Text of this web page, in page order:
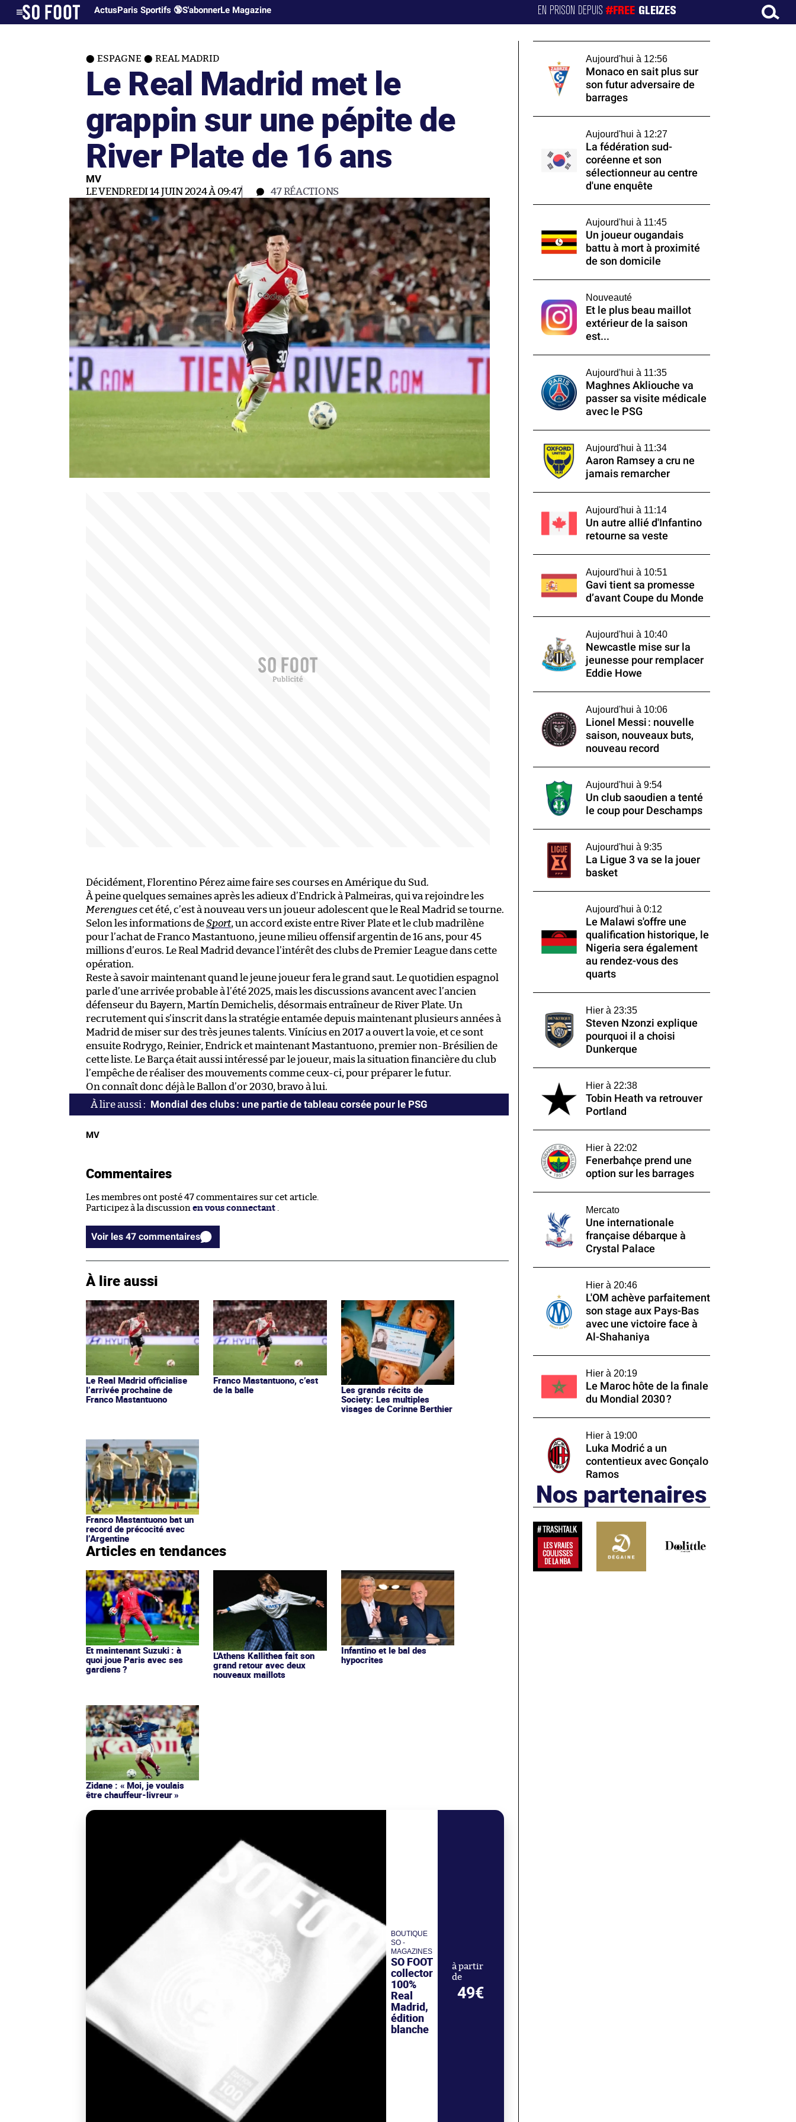
ActusParis Sportifs 🔞S'abonnerLe Magazine EN PRISON DEPUIS#FREE GLEIZES
ESPAGNE REAL MADRID
Le Real Madrid met le
grappin sur une pépite de
River Plate de 16 ans
MV
LE VENDREDI 14 JUIN 2024 À 09:47 47RÉACTIONS
Décidément, Florentino Pérez aime faire ses courses en Amérique du Sud.
À peine quelques semaines après les adieux d’Endrick à Palmeiras, qui va rejoindre les
Merenguescet été, c’est à nouveau vers un joueur adolescent que le Real Madrid se tourne.
Selon les informations deSport, un accord existe entre River Plate et le club madrilène
pour l’achat de Franco Mastantuono, jeune milieu offensif argentin de 16 ans, pour 45
millions d’euros. Le Real Madrid devance l’intérêt des clubs de Premier League dans cette
opération.
Reste à savoir maintenant quand le jeune joueur fera le grand saut. Le quotidien espagnol
parle d’une arrivée probable à l’été 2025, mais les discussions avancent avec l’ancien
défenseur du Bayern, Martín Demichelis, désormais entraîneur de River Plate. Un
recrutement qui s’inscrit dans la stratégie entamée depuis maintenant plusieurs années à
Madrid de miser sur des très jeunes talents. Vinícius en 2017 a ouvert la voie, et ce sont
ensuite Rodrygo, Reinier, Endrick et maintenant Mastantuono, premier non-Brésilien de
cette liste. Le Barça était aussi intéressé par le joueur, mais la situation financière du club
l’empêche de réaliser des mouvements comme ceux-ci, pour préparer le futur.
On connaît donc déjà le Ballon d’or 2030, bravo à lui.
Mondial des clubs : une partie de tableau corsée pour le PSG
MV
Commentaires
Les membres ont posté 47 commentaires sur cet article.
Participez à la discussion en vous connectant
Voir les 47 commentaires
À lire aussi
Le Real Madrid officialise
l’arrivée prochaine de
Franco Mastantuono
Franco Mastantuono, c’est
de la balle
Les grands récits de
Society: Les multiples
visages de Corinne Berthier
Franco Mastantuono bat un
record de précocité avec
l’Argentine
Articles en tendances
Et maintenant Suzuki : à
quoi joue Paris avec ses
gardiens ?
L'Athens Kallithea fait son
grand retour avec deux
nouveaux maillots
Infantino et le bal des
hypocrites
Zidane : « Moi, je voulais
être chauffeur-livreur »
BOUTIQUE
SO -
MAGAZINES
SO FOOT
collector
100%
Real
Madrid,
édition
blanche
à partir
de
49€
Aujourd'hui à 12:56
Monaco en sait plus sur
son futur adversaire de
barrages
Aujourd'hui à 12:27
La fédération sud-
coréenne et son
sélectionneur au centre
d'une enquête
Aujourd'hui à 11:45
Un joueur ougandais
battu à mort à proximité
de son domicile
Nouveauté
Et le plus beau maillot
extérieur de la saison
est...
Aujourd'hui à 11:35
Maghnes Akliouche va
passer sa visite médicale
avec le PSG
Aujourd'hui à 11:34
Aaron Ramsey a cru ne
jamais remarcher
Aujourd'hui à 11:14
Un autre allié d'Infantino
retourne sa veste
Aujourd'hui à 10:51
Gavi tient sa promesse
d’avant Coupe du Monde
Aujourd'hui à 10:40
Newcastle mise sur la
jeunesse pour remplacer
Eddie Howe
Aujourd'hui à 10:06
Lionel Messi : nouvelle
saison, nouveaux buts,
nouveau record
Aujourd'hui à 9:54
Un club saoudien a tenté
le coup pour Deschamps
Aujourd'hui à 9:35
La Ligue 3 va se la jouer
basket
Aujourd'hui à 0:12
Le Malawi s'offre une
qualification historique, le
Nigeria sera également
au rendez-vous des
quarts
Hier à 23:35
Steven Nzonzi explique
pourquoi il a choisi
Dunkerque
Hier à 22:38
Tobin Heath va retrouver
Portland
Hier à 22:02
Fenerbahçe prend une
option sur les barrages
Mercato
Une internationale
française débarque à
Crystal Palace
Hier à 20:46
L'OM achève parfaitement
son stage aux Pays-Bas
avec une victoire face à
Al-Shahaniya
Hier à 20:19
Le Maroc hôte de la finale
du Mondial 2030 ?
Hier à 19:00
Luka Modrić a un
contentieux avec Gonçalo
Ramos
Nos partenaires